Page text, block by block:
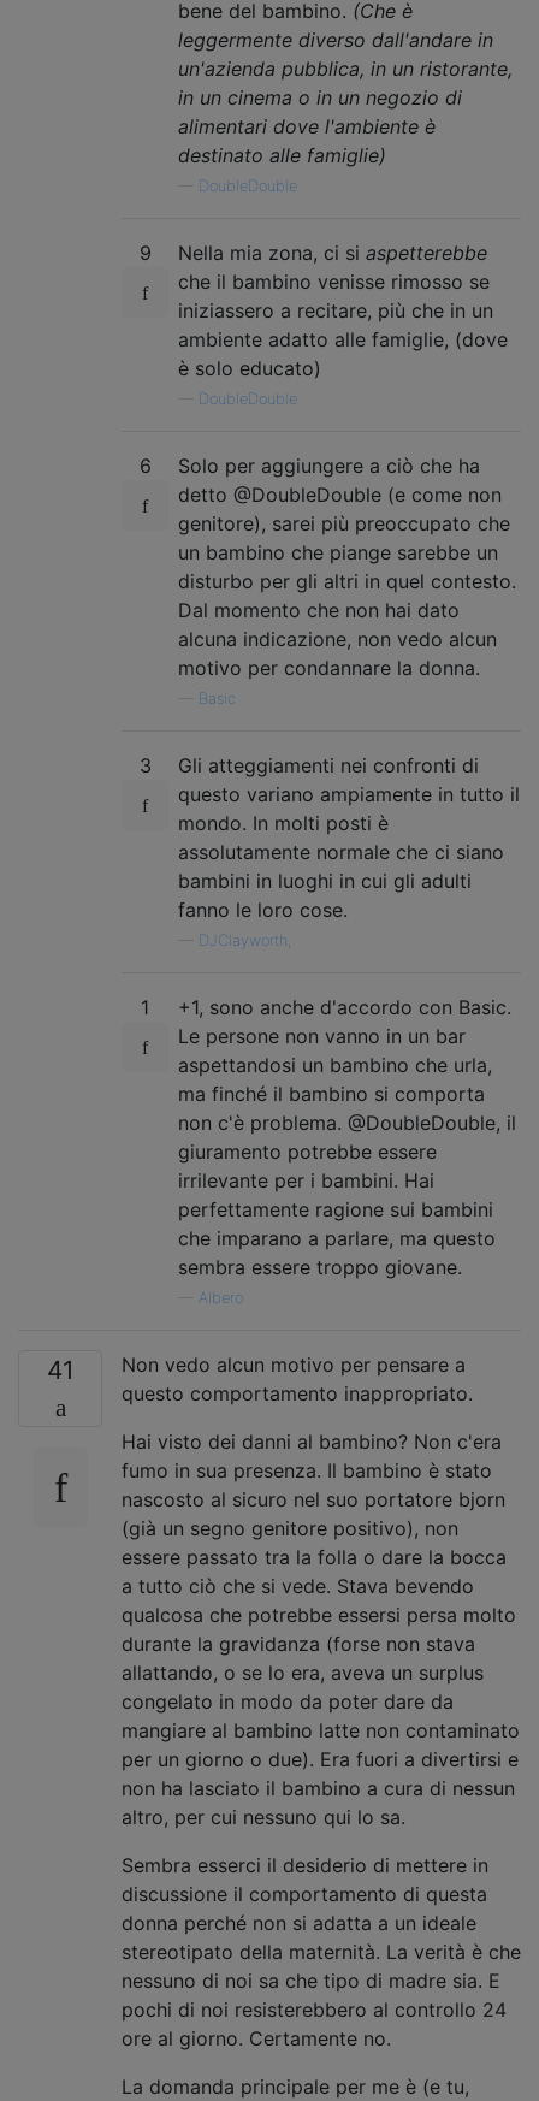
bene del bambino. (Che è
leggermente diverso dall'andare in
un'azienda pubblica, in un ristorante,
in un cinema o in un negozio di
alimentari dove l'ambiente è
destinato alle famiglie)
DoubleDouble
9 Nella mia zona, ci si aspetterebbe
che il bambino venisse rimosso se
iniziassero a recitare, più che in un
ambiente adatto alle famiglie, (dove
è solo educato)
DoubleDouble
6
Solo per aggiungere a ciò che ha
detto @DoubleDouble (e come non
genitore), sarei più preoccupato che
un bambino che piange sarebbe un
disturbo per gli altri in quel contesto.
Dal momento che non hai dato
alcuna indicazione, non vedo alcun
motivo per condannare la donna.
Basic
3
Gli atteggiamenti nei confronti di
questo variano ampiamente in tutto il
mondo. In molti posti è
assolutamente normale che ci siano
bambini in luoghi in cui gli adulti
fanno le loro cose.
DJClayworth,
1
+1, sono anche d'accordo con Basic.
Le persone non vanno in un bar
aspettandosi un bambino che urla,
ma finché il bambino si comporta
non c'è problema. @DoubleDouble, il
giuramento potrebbe essere
irrilevante per i bambini. Hai
perfettamente ragione sui bambini
che imparano a parlare, ma questo
sembra essere troppo giovane.
Albero
41
Non vedo alcun motivo per pensare a
questo comportamento inappropriato.
Hai visto dei danni al bambino? Non c'era
fumo in sua presenza. Il bambino è stato
nascosto al sicuro nel suo portatore bjorn
(già un segno genitore positivo), non
essere passato tra la folla o dare la bocca
a tutto ciò che si vede. Stava bevendo
qualcosa che potrebbe essersi persa molto
durante la gravidanza (forse non stava
allattando, o se lo era, aveva un surplus
congelato in modo da poter dare da
mangiare al bambino latte non contaminato
per un giorno o due). Era fuori a divertirsi e
non ha lasciato il bambino a cura di nessun
altro, per cui nessuno qui lo sa.
Sembra esserci il desiderio di mettere in
discussione il comportamento di questa
donna perché non si adatta a un ideale
stereotipato della maternità. La verità è che
nessuno di noi sa che tipo di madre sia. E
pochi di noi resisterebbero al controllo 24
ore al giorno. Certamente no.
La domanda principale per me è (e tu,